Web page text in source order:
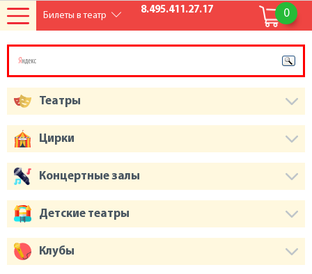
0
8.495.411.27.17
Театры
Цирки
Концертные залы
Детские театры
Клубы
Билеты в театр